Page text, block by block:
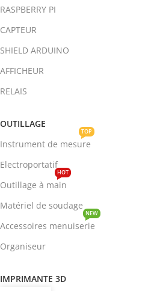
RASPBERRY PI
CAPTEUR
SHIELD ARDUINO
AFFICHEUR
RELAIS
OUTILLAGE
Instrument de mesure
TOP
Electroportatif
Outillage à main
HOT
Matériel de soudage
Accessoires menuiserie
NEW
Organiseur
IMPRIMANTE 3D